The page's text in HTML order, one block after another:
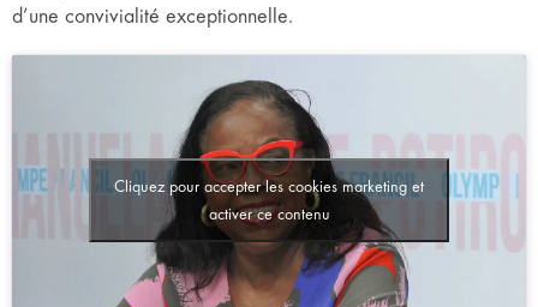
d’une convivialité exceptionnelle.
Cliquez pour accepter les cookies marketing et
activer ce contenu